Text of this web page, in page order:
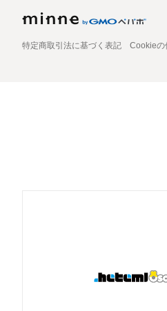
特定商取引法に基づく表記 Cookieの